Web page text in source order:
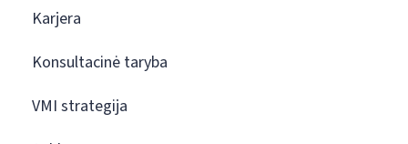
Karjera
Konsultacinė taryba
VMI strategija